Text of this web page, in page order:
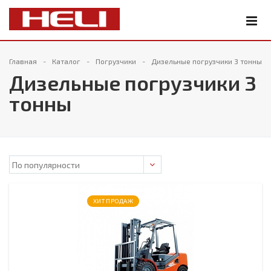
Главная Каталог Погрузчики Дизельные погрузчики 3 тонны
Дизельные погрузчики 3
тонны
ХИТ ПРОДАЖ